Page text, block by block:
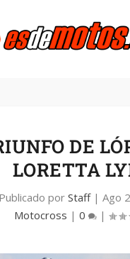
DE
LORETTA
Publicado por Staff| Ago
Motocross | 0 |